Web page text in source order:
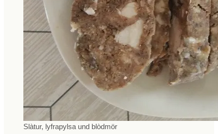
Slàtur, lyfrapylsa und blòdmör